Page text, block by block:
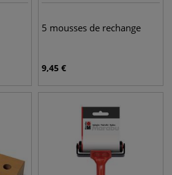
5 mousses de rechange
9,45 €